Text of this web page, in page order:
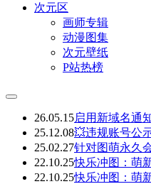
次元区
画师专辑
动漫图集
次元壁纸
P站热榜
26.05.15启用新域名通
25.12.08💥违规账号公
25.02.27针对图萌永久
22.10.25快乐冲图：萌
22.10.25快乐冲图：萌